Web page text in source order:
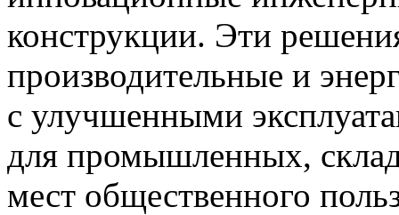
конструкции. Эти
производительные и
с улучшенными
для промышленных,
мест общественного